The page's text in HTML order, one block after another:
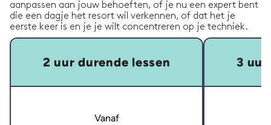
aanpassen aan jouw behoeften, of je nu een expert bent
die een dagje het resort wil verkennen, of dat het je
eerste keer is en je je wilt concentreren op je techniek.
2 uur durende lessen
Vanaf
3 uur